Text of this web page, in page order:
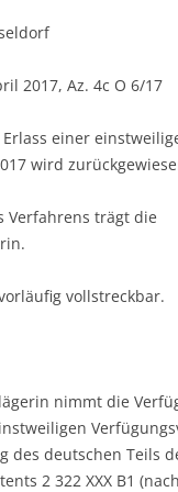
2017, Az. 4c O 6/17
einer
wird
Verfahrens trägt die
vollstreckbar.
nimmt die
des deutschen Teils
2 322 XXX B1